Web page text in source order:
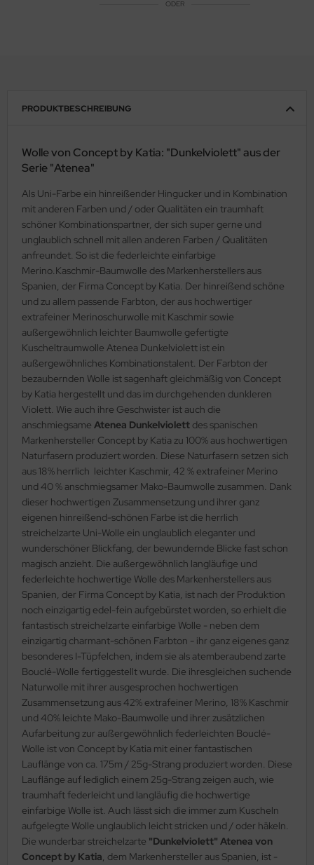
ODER
PRODUKTBESCHREIBUNG
Wolle von Concept by Katia: "Dunkelviolett" aus der
Serie "Atenea"
Als Uni-Farbe ein hinreißender Hingucker und in Kombination
mit anderen Farben und / oder Qualitäten ein traumhaft
schöner Kombinationspartner, der sich super gerne und
unglaublich schnell mit allen anderen Farben / Qualitäten
anfreundet. So ist die federleichte einfarbige
Merino.Kaschmir-Baumwolle des Markenherstellers aus
Spanien, der Firma Concept by Katia. Der hinreißend schöne
und zu allem passende Farbton, der aus hochwertiger
extrafeiner Merinoschurwolle mit Kaschmir sowie
außergewöhnlich leichter Baumwolle gefertigte
Kuscheltraumwolle Atenea Dunkelviolett ist ein
außergewöhnliches Kombinationstalent. Der Farbton der
bezaubernden Wolle ist sagenhaft gleichmäßig von Concept
by Katia hergestellt und das im durchgehenden dunkleren
Violett. Wie auch ihre Geschwister ist auch die
anschmiegsame Atenea Dunkelviolett des spanischen
Markenhersteller Concept by Katia zu 100% aus hochwertigen
Naturfasern produziert worden. Diese Naturfasern setzen sich
aus 18% herrlich leichter Kaschmir, 42 % extrafeiner Merino
und 40 % anschmiegsamer Mako-Baumwolle zusammen. Dank
dieser hochwertigen Zusammensetzung und ihrer ganz
eigenen hinreißend-schönen Farbe ist die herrlich
streichelzarte Uni-Wolle ein unglaublich eleganter und
wunderschöner Blickfang, der bewundernde Blicke fast schon
magisch anzieht. Die außergewöhnlich langläufige und
federleichte hochwertige Wolle des Markenherstellers aus
Spanien, der Firma Concept by Katia, ist nach der Produktion
noch einzigartig edel-fein aufgebürstet worden, so erhielt die
fantastisch streichelzarte einfarbige Wolle - neben dem
einzigartig charmant-schönen Farbton - ihr ganz eigenes ganz
besonderes I-Tüpfelchen, indem sie als atemberaubend zarte
Bouclé-Wolle fertiggestellt wurde. Die ihresgleichen suchende
Naturwolle mit ihrer ausgesprochen hochwertigen
Zusammensetzung aus 42% extrafeiner Merino, 18% Kaschmir
und 40% leichte Mako-Baumwolle und ihrer zusätzlichen
Aufarbeitung zur außergewöhnlich federleichten Bouclé-
Wolle ist von Concept by Katia mit einer fantastischen
Lauflänge von ca. 175m / 25g-Strang produziert worden. Diese
Lauflänge auf lediglich einem 25g-Strang zeigen auch, wie
traumhaft federleicht und langläufig die hochwertige
einfarbige Wolle ist. Auch lässt sich die immer zum Kuscheln
aufgelegte Wolle unglaublich leicht stricken und / oder häkeln.
Die wunderbar streichelzarte "Dunkelviolett" Atenea von
Concept by Katia, dem Markenhersteller aus Spanien, ist -